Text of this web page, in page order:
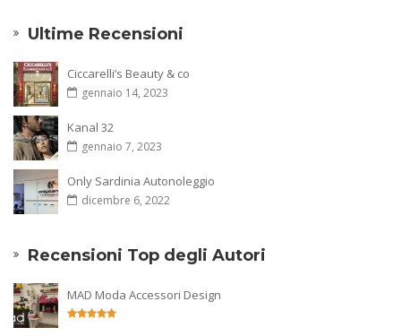
Ultime Recensioni
Ciccarelli’s Beauty & co
gennaio 14, 2023
Kanal 32
gennaio 7, 2023
Only Sardinia Autonoleggio
dicembre 6, 2022
Recensioni Top degli Autori
MAD Moda Accessori Design